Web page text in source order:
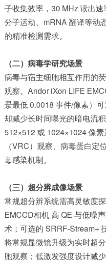
子收集效率，30 MHz 读出
分子运动、mRNA 翻译等动
的精准检测需求。
（二）病毒学研究场景
病毒与宿主细胞相互作用的
观察。Andor iXon LIFE
景最低 0.0018 事件/像素）
却减少长时间曝光的暗电流
512×512 或 1024×1024 像
（VRC）观察、病毒蛋白定
毒感染机制。
（三）超分辨成像场景
常规超分辨系统需高灵敏度
EMCCD相机 高 QE 与低噪
术；可选的 SRRF-Stream+
将常规显微镜升级为实时超
胞观察；低激发强度设计减